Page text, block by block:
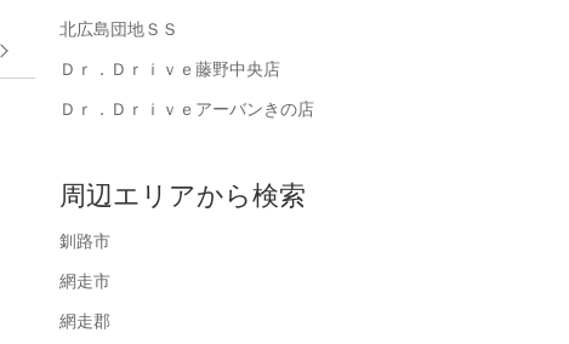
北広島団地ＳＳ
Ｄｒ．Ｄｒｉｖｅ藤野中央店
Ｄｒ．Ｄｒｉｖｅアーバンきの店
周辺エリアから検索
釧路市
網走市
網走郡
下回りもしっかり！